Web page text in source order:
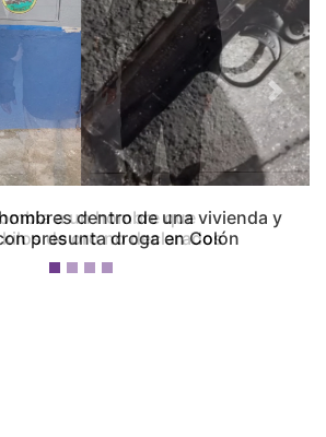
dentro de una vivienda y
presunta droga en Colón
Next